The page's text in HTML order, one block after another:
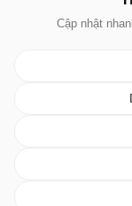
Cập nhật